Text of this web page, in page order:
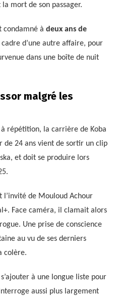
mort de son passager.
condamné à deux ans de
cadre d’une autre affaire, pour
dans une boîte de nuit
malgré les
répétition, la carrière de Koba
de 24 ans vient de sortir un clip
et doit se produire lors
l’invité de Mouloud Achour
Face caméra, il clamait alors
Une prise de conscience
au vu de ses derniers
colère.
à une longue liste pour
aussi plus largement